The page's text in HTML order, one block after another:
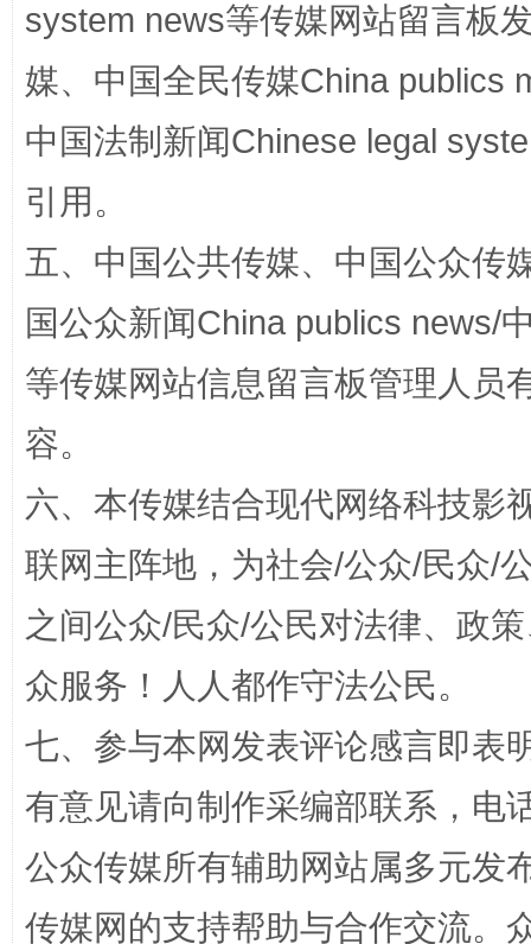
漫山遍野的桃花与雪山、麦地、白藏房 除
招工难、用工荒背后
网上购药对药下症？
system news等传媒网站留言板
媒、中国全民传媒China publics
中国法制新闻Chinese legal
引用。
五、中国公共传媒、中国公众传
国公众新闻China publics news/
等传媒网站信息留言板管理人员
容。
六、本传媒结合现代网络科技影
联网主阵地，为社会/公众/民众/
之间公众/民众/公民对法律、政
众服务！人人都作守法公民。
七、参与本网发表评论感言即表
有意见请向制作采编部联系，电
公众传媒所有辅助网站属多元发
传媒网的支持帮助与合作交流。